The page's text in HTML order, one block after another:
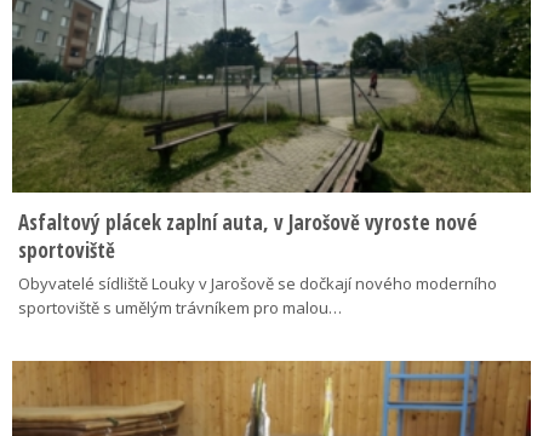
Asfaltový plácek zaplní auta, v Jarošově vyroste nové
sportoviště
Obyvatelé sídliště Louky v Jarošově se dočkají nového moderního
sportoviště s umělým trávníkem pro malou…